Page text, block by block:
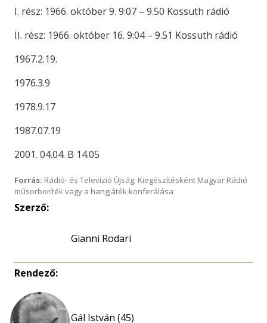
I. rész: 1966. október 9. 9:07 – 9.50 Kossuth rádió
II. rész: 1966. október 16. 9:04 – 9.51 Kossuth rádió
1967.2.19.
1976.3.9
1978.9.17
1987.07.19
2001. 04.04. B 14.05
Forrás: Rádió- és Televízió Újság; Kiegészítésként Magyar Rádió
műsorboríték vagy a hangjáték konferálása
Szerző:
Gianni Rodari
Rendező:
Gál István (45)